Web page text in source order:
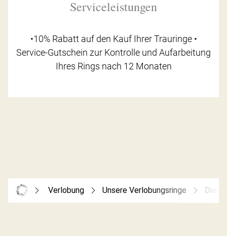
Serviceleistungen
•10% Rabatt auf den Kauf Ihrer Trauringe •
Service-Gutschein zur Kontrolle und Aufarbeitung
Ihres Rings nach 12 Monaten
Verlobung Unsere Verlobungsringe